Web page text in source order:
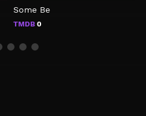
Some Be
TMDB 0